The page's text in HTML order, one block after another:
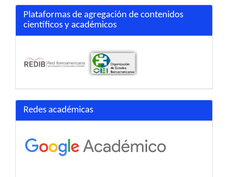
Plataformas de agregación de contenidos
científicos y académicos
Redes académicas